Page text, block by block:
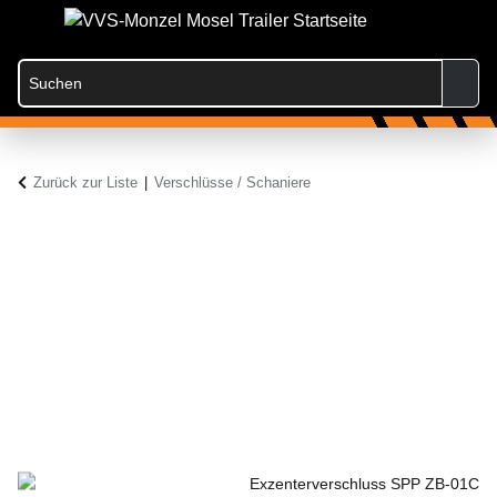
Zurück zur Liste Verschlüsse / Schaniere